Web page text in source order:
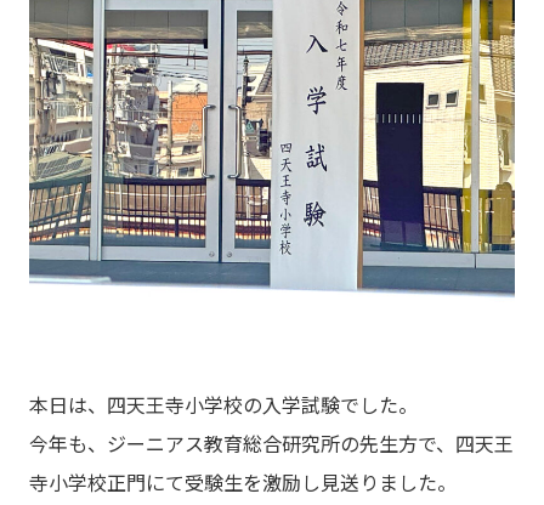
本日は、四天王寺小学校の入学試験でした。
今年も、ジーニアス教育総合研究所の先生方で、四天王
寺小学校正門にて受験生を激励し見送りました。